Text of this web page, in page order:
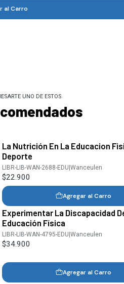
al Carro
UNO DE ESTOS
La Nutrición En La Educacion
Deporte
LIBR-LIB-WAN-2688-EDU |Wanceulen
$22.900
Agregar al Carro
Experimentar La Discapacidad
Educación Física
LIBR-LIB-WAN-4795-EDU|Wanceulen
$34.900
Agregar al Carro